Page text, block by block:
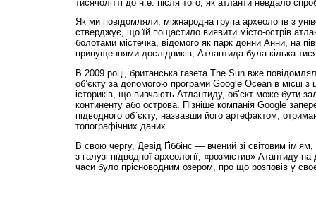
тисячолітті до н.е. після того, як атланти невдало
Як ми повідомляли, міжнародна група археологів з
стверджує, що їй пощастило виявити місто-острів
болотами містечка, відомого як парк донни Анни, на
припущеннями дослідників, Атлантида була кілька
В 2009 році, британська газета The Sun вже
об’єкту за допомогою програми Google Ocean в місці
істориків, що вивчають Атлантиду, об’єкт може бути
континенту або острова. Пізніше компанія Google
підводного об`єкту, назвавши його артефактом,
топографічних даних.
В свою чергу, Девід Ґіббінс — вчений зі світовим
з галузі підводної археології, «розмістив» Атантиду
часи було прісноводним озером, про що розповів у